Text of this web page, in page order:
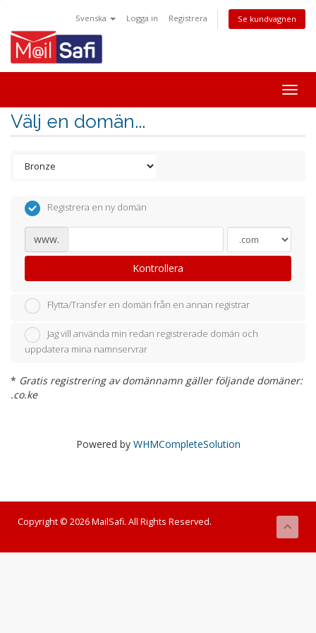
Svenska Logga in Registrera Se kundvagnen
Välj en domän...
Registrera en ny domän
www.
Kontrollera
Flytta/Transfer en domän från en annan registrar
Jag vill använda min redan registrerade domän och
uppdatera mina namnservrar
* Gratis registrering av domännamn gäller följande domäner:
.co.ke
Powered by WHMCompleteSolution
Copyright © 2026 MailSafi. All Rights Reserved.